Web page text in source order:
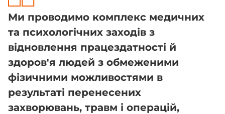
Ми проводимо комплекс медичних
та психологічних заходів з
відновлення працездатності й
здоров'я людей з обмеженими
фізичними можливостями в
результаті перенесених
захворювань, травм і операцій,